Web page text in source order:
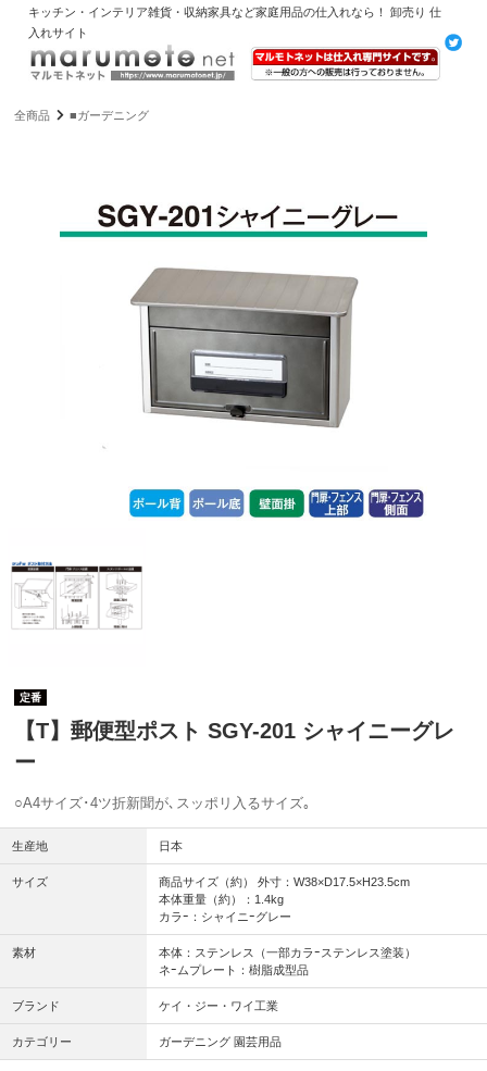
キッチン・インテリア雑貨・収納家具など家庭用品の仕入れなら！ 卸売り 仕
入れサイト
全商品 ■ガーデニング
定番
【T】郵便型ポスト SGY-201 シャイニーグレ
ー
○A4サイズ･4ツ折新聞が､スッポリ入るサイズ｡
生産地 日本
サイズ
商品サイズ（約） 外寸：W38×D17.5×H23.5cm
本体重量（約）：1.4kg
カラｰ：シャイニｰグレー
素材
本体：ステンレス（一部カラｰステンレス塗装）
ネｰムプレート：樹脂成型品
ブランド ケイ・ジー・ワイ工業
カテゴリー ガーデニング 園芸用品